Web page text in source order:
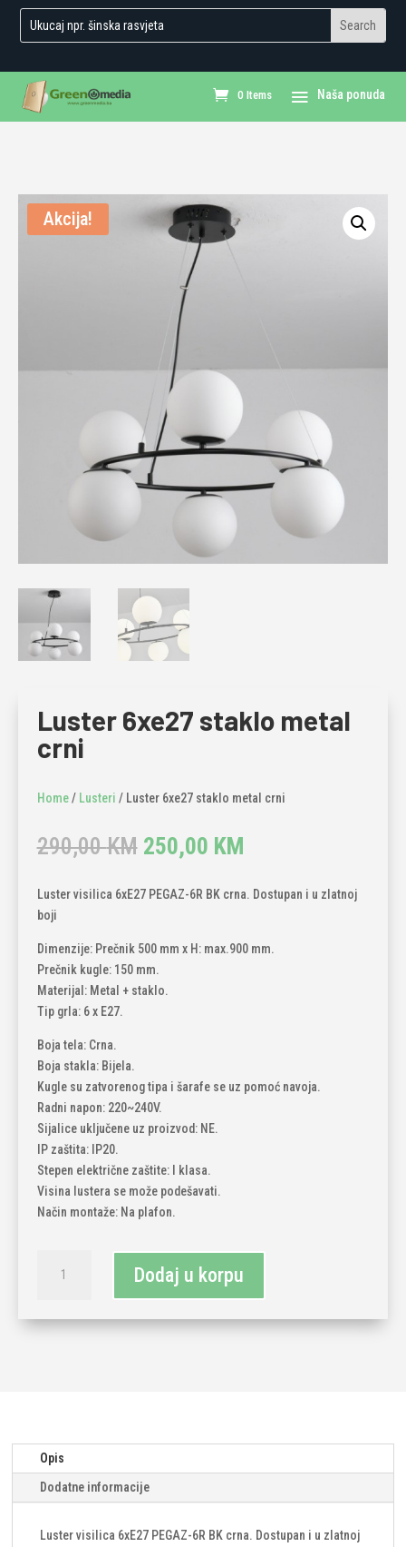
0 Items
Akcija!
Luster 6xe27 staklo metal
crni
Home/ Lusteri / Luster 6xe27 staklo metal crni
290,00KM Original
price
was:
290,00 KM.
250,00 KM
is:
250,00 KM.
Luster visilica 6xE27 PEGAZ-6R BK crna. Dostupan i u zlatnoj
boji
Dimenzije: Prečnik 500 mm x H: max.900 mm.
Prečnik kugle: 150 mm.
Materijal: Metal + staklo.
Tip grla: 6 x E27.
Boja tela: Crna.
Boja stakla: Bijela.
Kugle su zatvorenog tipa i šarafe se uz pomoć navoja.
Radni napon: 220~240V.
Sijalice uključene uz proizvod: NE.
IP zaštita: IP20.
Stepen električne zaštite: I klasa.
Visina lustera se može podešavati.
Način montaže: Na plafon.
6xe27
metal
Dodaj u korpu
Opis
Dodatne informacije
Luster visilica 6xE27 PEGAZ-6R BK crna. Dostupan i u zlatnoj